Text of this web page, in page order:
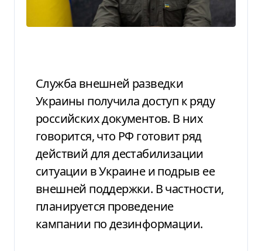
Служба внешней разведки
Украины получила доступ к ряду
российских документов. В них
говорится, что РФ готовит ряд
действий для дестабилизации
ситуации в Украине и подрыв ее
внешней поддержки. В частности,
планируется проведение
кампании по дезинформации.